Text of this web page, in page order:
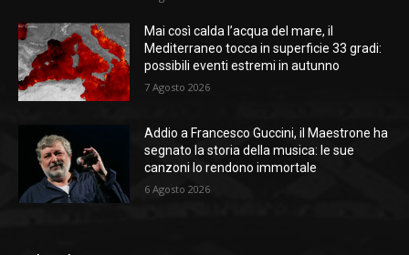
Mai così calda l’acqua del mare, il
Mediterraneo tocca in superficie 33 gradi:
possibili eventi estremi in autunno
7 Agosto 2026
Addio a Francesco Guccini, il Maestrone ha
segnato la storia della musica: le sue
canzoni lo rendono immortale
6 Agosto 2026